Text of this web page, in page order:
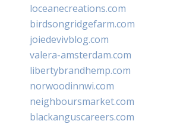
loceanecreations.com
birdsongridgefarm.com
joiedevivblog.com
valera-amsterdam.com
libertybrandhemp.com
norwoodinnwi.com
neighboursmarket.com
blackanguscareers.com